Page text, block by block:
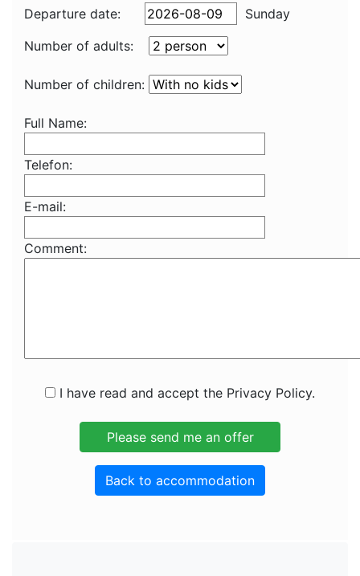
Departure date:
Sunday
Number of adults:
Number of children:
Full Name:
Telefon:
E-mail:
Comment:
I have read and accept the Privacy Policy.
Back to accommodation